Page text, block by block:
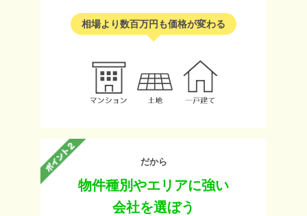
相場より数百万円も価格が変わる
だから
物件種別やエリアに強い
会社を選ぼう